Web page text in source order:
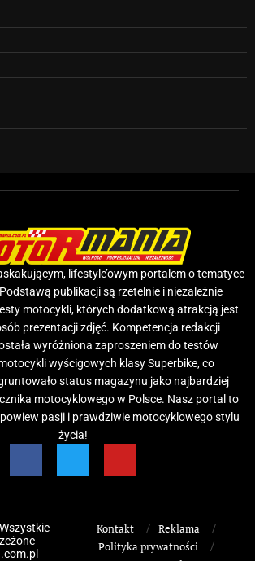
lifestyle’owym portalem o tematyce
publikacji są rzetelnie i niezależnie
motocykli, których dodatkową atrakcją jest
prezentacji zdjęć. Kompetencja redakcji
wyróżniona zaproszeniem do testów
wyścigowych klasy Superbike, co
status magazynu jako najbardziej
motocyklowego w Polsce. Nasz portal to
pasji i prawdziwie motocyklowego stylu
życia!
Kontakt
Reklama
Polityka prywatności